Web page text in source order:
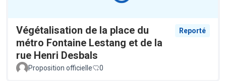
Végétalisation de la place du
métro Fontaine Lestang et de la
rue Henri Desbals
Reporté
Proposition officielle 0